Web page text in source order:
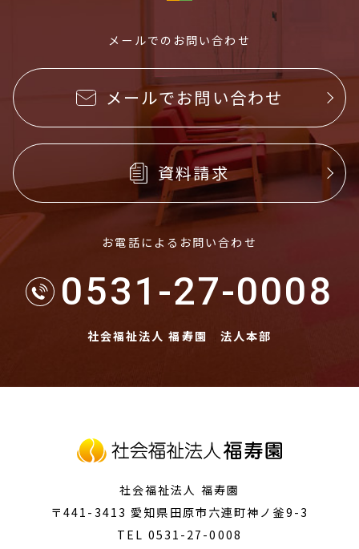
メールでのお問い合わせ
メールでお問い合わせ
資料請求
お電話によるお問い合わせ
0531-27-0008
社会福祉法人 福寿園 法人本部
社会福祉法人 福寿園
〒441-3413 愛知県田原市 六連町神ノ釜9-3
TEL 0531-27-0008